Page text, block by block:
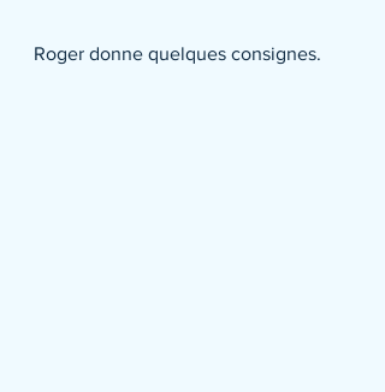
Roger donne quelques consignes.